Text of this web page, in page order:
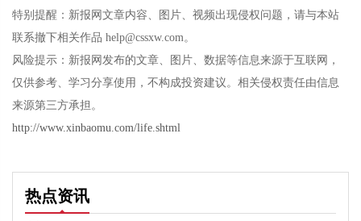
特别提醒：新报网文章内容、图片、视频出现侵权问题，请与本站
联系撤下相关作品 help@cssxw.com。
风险提示：新报网发布的文章、图片、数据等信息来源于互联网，
仅供参考、学习分享使用，不构成投资建议。相关侵权责任由信息
来源第三方承担。
http://www.xinbaomu.com/life.shtml
热点资讯